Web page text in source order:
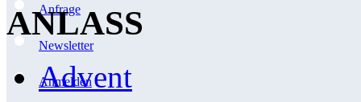
Anfrage
Newsletter
Anmelden
ANLASS
Advent